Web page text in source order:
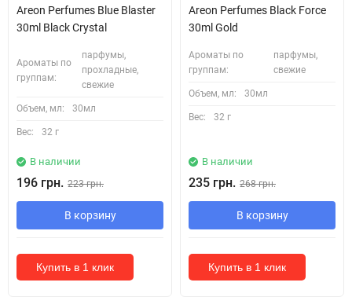
Areon Perfumes Blue Blaster
30ml Black Crystal
Ароматы по
группам:
парфумы,
прохладные,
свежие
Объем, мл: 30мл
Вес: 32 г
В наличии
196 грн. 223 грн.
В корзину
Купить в 1 клик
Areon Perfumes Black Force
30ml Gold
Ароматы по
группам:
парфумы,
свежие
Объем, мл: 30мл
Вес: 32 г
В наличии
235 грн. 268 грн.
В корзину
Купить в 1 клик